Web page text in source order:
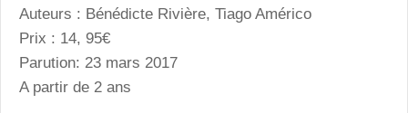
Auteurs : Bénédicte Rivière, Tiago Américo
Prix : 14, 95€
Parution: 23 mars 2017
A partir de 2 ans